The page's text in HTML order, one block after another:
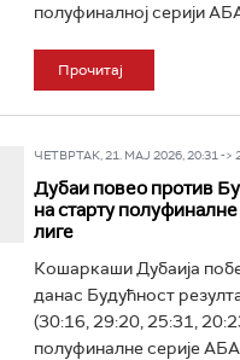
полуфиналној серији
Прочитај
ЧЕТВРТАК, 21. МАЈ 2026, 20:31 ->
Дубаи повео против
на старту
лиге
Кошаркаши Дубаија
данас Будућност
(30:16, 29:20, 25:31,
полуфиналне серије АБА